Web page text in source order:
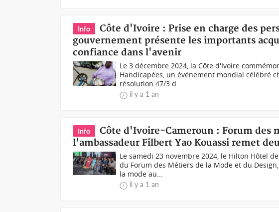
Info
Côte d'Ivoire : Prise en charge des
gouvernement présente les importants
confiance dans l'avenir
Le 3 décembre 2024, la Côte d'Ivoire
Handicapées, un événement mondial célébré
résolution 47/3 d...
il y a 1 an
Info
Côte d'Ivoire-Cameroun : Forum des
l'ambassadeur Filbert Yao Kouassi remet
Le samedi 23 novembre 2024, le Hilton Hôtel
du Forum des Métiers de la Mode et du
la mode au...
il y a 1 an